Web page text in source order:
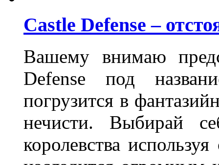
Castle Defense –
Вашему внимаю
Defense под
погрузится в
нечисти. Выбирай
королевства